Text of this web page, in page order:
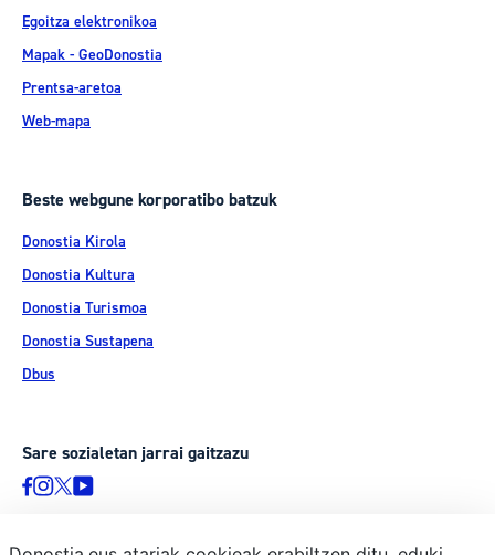
Egoitza elektronikoa
Mapak - GeoDonostia
Prentsa-aretoa
Web-mapa
Beste webgune korporatibo batzuk
Donostia Kirola
Donostia Kultura
Donostia Turismoa
Donostia Sustapena
Dbus
Sare sozialetan jarrai gaitzazu